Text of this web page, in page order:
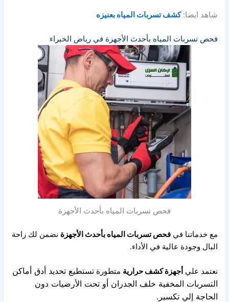
شاهد ايضا:كشف تسربات المياه بعنيزه
فحص تسربات المياه بأحدث الأجهزة في رياض الخبراء
فحص تسربات المياه بأحدث الأجهزة
مع خدماتنا فيفحص تسربات المياه بأحدث الأجهزة نضمن لك راحة
البال وجودة عالية في الأداء.
نعتمد علي أجهزة كشف حرارية متطورةتستطيع تحديد أدق أماكن
التسربات المخفية خلف الجدران أو تحت الأرضيات دون
الحاجة إلي تكسير.